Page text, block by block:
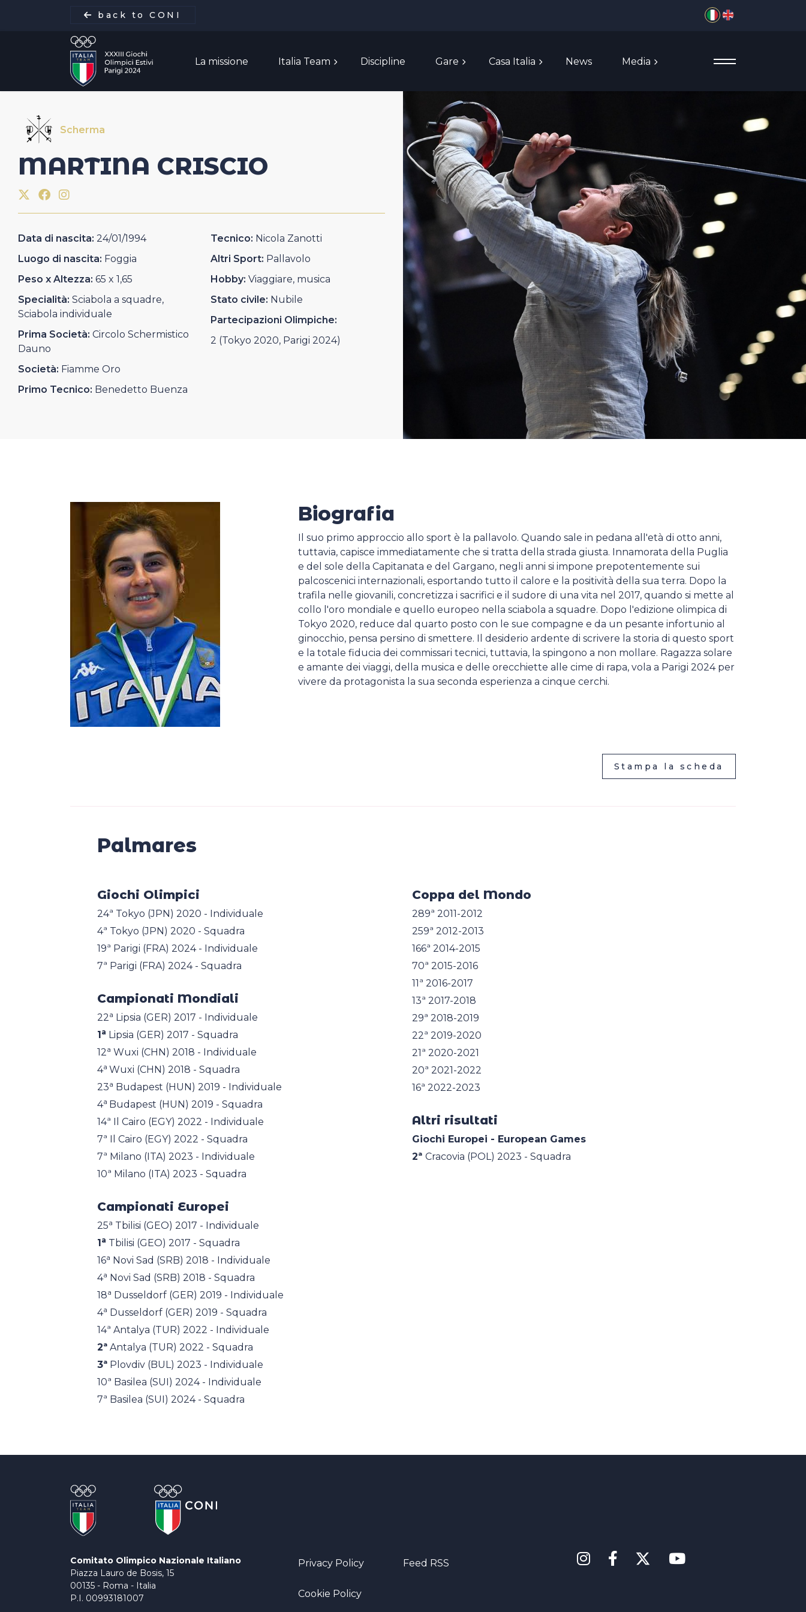
back to CONI Seleziona la tua lingua
La missione Italia Team Discipline Gare Casa Italia News Media
Italia Team
Discipline
Gare
Casa Italia
News
Scherma
MARTINA CRISCIO
Data di nascita: 24/01/1994
Luogo di nascita: Foggia
Peso x Altezza: 65 x 1,65
Specialità: Sciabola a squadre,
Sciabola individuale
Prima Società: Circolo Schermistico
Dauno
Società: Fiamme Oro
Primo Tecnico: Benedetto Buenza
Tecnico: Nicola Zanotti
Altri Sport: Pallavolo
Hobby: Viaggiare, musica
Stato civile: Nubile
Partecipazioni Olimpiche:
2 (Tokyo 2020, Parigi 2024)
Biografia
Il suo primo approccio allo sport è la pallavolo. Quando sale in pedana all'età di otto anni,
tuttavia, capisce immediatamente che si tratta della strada giusta. Innamorata della Puglia
e del sole della Capitanata e del Gargano, negli anni si impone prepotentemente sui
palcoscenici internazionali, esportando tutto il calore e la positività della sua terra. Dopo la
trafila nelle giovanili, concretizza i sacrifici e il sudore di una vita nel 2017, quando si mette al
collo l'oro mondiale e quello europeo nella sciabola a squadre. Dopo l'edizione olimpica di
Tokyo 2020, reduce dal quarto posto con le sue compagne e da un pesante infortunio al
ginocchio, pensa persino di smettere. Il desiderio ardente di scrivere la storia di questo sport
e la totale fiducia dei commissari tecnici, tuttavia, la spingono a non mollare. Ragazza solare
e amante dei viaggi, della musica e delle orecchiette alle cime di rapa, vola a Parigi 2024 per
vivere da protagonista la sua seconda esperienza a cinque cerchi.
Stampa la scheda
Palmares
Giochi Olimpici
24ª Tokyo (JPN) 2020 - Individuale
4ª Tokyo (JPN) 2020 - Squadra
19ª Parigi (FRA) 2024 - Individuale
7ª Parigi (FRA) 2024 - Squadra
Campionati Mondiali
22a Lipsia (GER) 2017 - Individuale
1a Lipsia (GER) 2017 - Squadra
12a Wuxi (CHN) 2018 - Individuale
4a Wuxi (CHN) 2018 - Squadra
23a Budapest (HUN) 2019 - Individuale
4a Budapest (HUN) 2019 - Squadra
14ª Il Cairo (EGY) 2022 - Individuale
7ª Il Cairo (EGY) 2022 - Squadra
7ª Milano (ITA) 2023 - Individuale
10ª Milano (ITA) 2023 - Squadra
Campionati Europei
25a Tbilisi (GEO) 2017 - Individuale
1a Tbilisi (GEO) 2017 - Squadra
16a Novi Sad (SRB) 2018 - Individuale
4a Novi Sad (SRB) 2018 - Squadra
18a Dusseldorf (GER) 2019 - Individuale
4a Dusseldorf (GER) 2019 - Squadra
14ª Antalya (TUR) 2022 - Individuale
2ª Antalya (TUR) 2022 - Squadra
3ª Plovdiv (BUL) 2023 - Individuale
10ª Basilea (SUI) 2024 - Individuale
7ª Basilea (SUI) 2024 - Squadra
Coppa del Mondo
289ª 2011-2012
259ª 2012-2013
166ª 2014-2015
70ª 2015-2016
11ª 2016-2017
13ª 2017-2018
29ª 2018-2019
22ª 2019-2020
21ª 2020-2021
20ª 2021-2022
16ª 2022-2023
Altri risultati
Giochi Europei - European Games
2ª Cracovia (POL) 2023 - Squadra
Comitato Olimpico Nazionale Italiano
Piazza Lauro de Bosis, 15
00135 - Roma - Italia
P.I. 00993181007
Privacy Policy Feed RSS
Cookie Policy